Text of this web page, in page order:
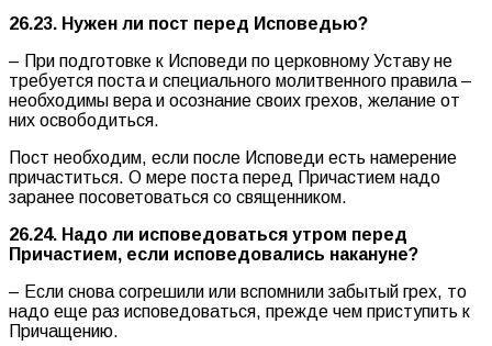
26.23. Нужен ли пост перед Исповедью?
– При подготовке к Исповеди по церковному Уставу не
требуется поста и специального молитвенного правила –
необходимы вера и осознание своих грехов, желание от
них освободиться.
Пост необходим, если после Исповеди есть намерение
причаститься. О мере поста перед Причастием надо
заранее посоветоваться со священником.
26.24. Надо ли исповедоваться утром перед
Причастием, если исповедовались накануне?
– Если снова согрешили или вспомнили забытый грех, то
надо еще раз исповедоваться, прежде чем приступить к
Причащению.